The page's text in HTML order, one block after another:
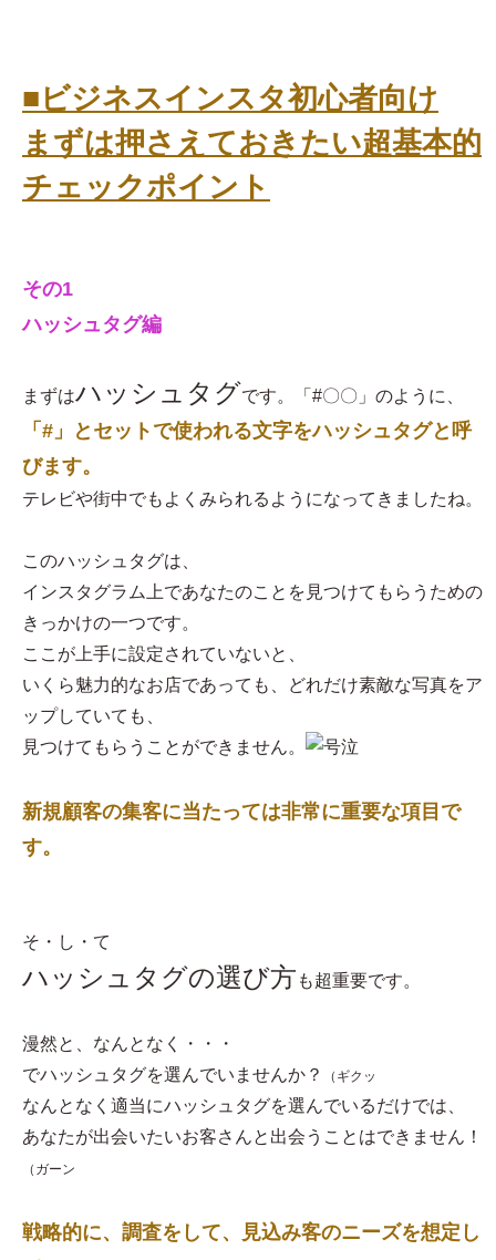
■ビジネスインスタ初心者向け
まずは押さえておきたい超基本的
チェックポイント
その1
ハッシュタグ編
まずはハッシュタグです。「#〇〇」のように、
「#」とセットで使われる文字をハッシュタグと呼
びます。
テレビや街中でもよくみられるようになってきましたね。
このハッシュタグは、
インスタグラム上であなたのことを見つけてもらうための
きっかけの一つです。
ここが上手に設定されていないと、
いくら魅力的なお店であっても、どれだけ素敵な写真をア
ップしていても、
見つけてもらうことができません。
新規顧客の集客に当たっては非常に重要な項目で
す。
そ・し・て
ハッシュタグの選び方 も超重要です。
漫然と、なんとなく・・・
でハッシュタグを選んでいませんか？
（ギクッ
なんとなく適当にハッシュタグを選んでいるだけでは、
あなたが出会いたいお客さんと出会うことはできません！
（ガーン
戦略的に、調査をして、見込み客のニーズを想定し